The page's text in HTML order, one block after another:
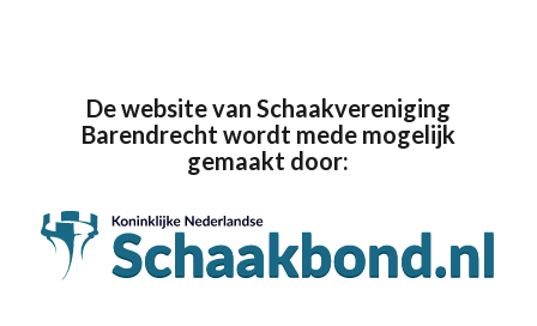
De website van Schaakvereniging
Barendrecht wordt mede mogelijk
gemaakt door: